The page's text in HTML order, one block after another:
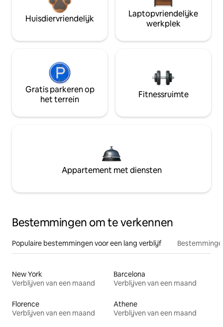
Huisdiervriendelijk
Laptopvriendelijke
werkplek
Gratis parkeren op
het terrein
Fitnessruimte
Appartement met diensten
Bestemmingen om te verkennen
Populaire bestemmingen voor een lang verblijf
New York
Verblijven van een maand
Barcelona
Verblijven van een maand
Florence
Verblijven van een maand
Athene
Verblijven van een maand